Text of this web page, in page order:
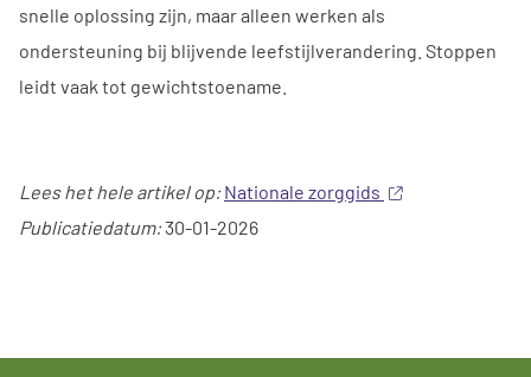
snelle oplossing zijn, maar alleen werken als
ondersteuning bij blijvende leefstijlverandering. Stoppen
leidt vaak tot gewichtstoename.
Lees het hele artikel op: Nationale zorggids
Publicatiedatum:30-01-2026